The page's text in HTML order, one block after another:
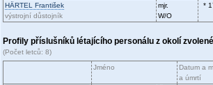
HÄRTEL
František
výstrojní důstojník
mjr.
W/O
*
Profily příslušníků létajícího personálu z okolí
(Počet letců: 8)
Jméno
Datum a
a úmrtí